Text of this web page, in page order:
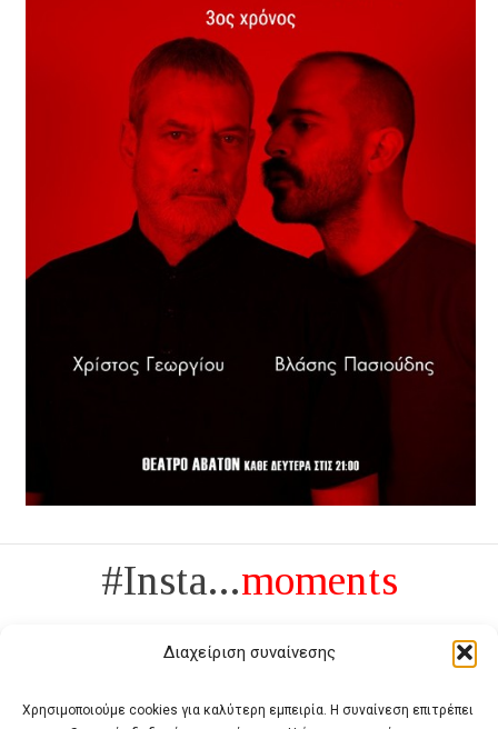
Διαχείριση συναίνεσης
Χρησιμοποιούμε cookies για καλύτερη εμπειρία. Η συναίνεση επιτρέπει
#Insta...moments